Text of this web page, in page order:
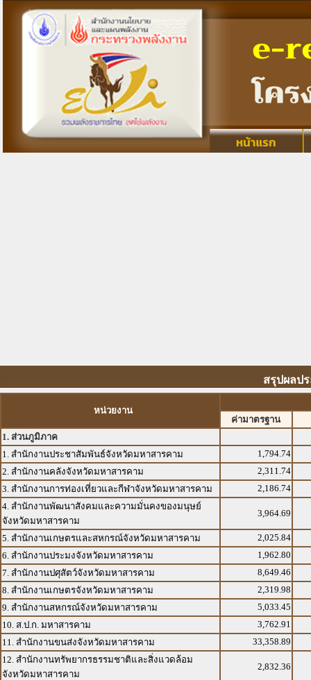
สรุปผลป
หน่วยงาน
ค่ามาตรฐาน
1. ส่วนภูมิภาค
1. สำนักงานประชาสัมพันธ์จังหวัดมหาสารคาม
1,794.74
2. สำนักงานคลังจังหวัดมหาสารคาม
2,311.74
3. สำนักงานการท่องเที่ยวและกีฬาจังหวัดมหาสารคาม
2,186.74
4. สำนักงานพัฒนาสังคมและความมั่นคงของมนุษย์
จังหวัดมหาสารคาม
3,964.69
5. สำนักงานเกษตรและสหกรณ์จังหวัดมหาสารคาม
2,025.84
6. สำนักงานประมงจังหวัดมหาสารคาม
1,962.80
7. สำนักงานปศุสัตว์จังหวัดมหาสารคาม
8,649.46
8. สำนักงานเกษตรจังหวัดมหาสารคาม
2,319.98
9. สำนักงานสหกรณ์จังหวัดมหาสารคาม
5,033.45
10. ส.ป.ก. มหาสารคาม
3,762.91
11. สำนักงานขนส่งจังหวัดมหาสารคาม
33,358.89
12. สำนักงานทรัพยากรธรรมชาติและสิ่งแวดล้อม
จังหวัดมหาสารคาม
2,832.36